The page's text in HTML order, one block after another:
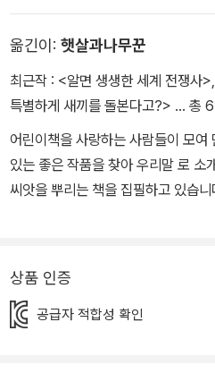
옮긴이: 햇살과나무꾼
최근작 : <알면 생생한 세계 전쟁사>,
특별하게 새끼를 돌본다고?> … 총
어린이책을 사랑하는 사람들이 모
있는 좋은 작품을 찾아 우리말 로 소
씨앗을 뿌리는 책을 집필하고 있습니
상품 인증
공급자 적합성 확인